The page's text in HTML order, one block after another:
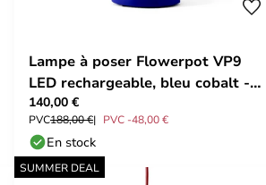
Lampe à poser Flowerpot VP9
LED rechargeable, bleu cobalt -
&TRADITION
140,00 €
PVC188,00 € PVC -48,00 €
En stock
SUMMER DEAL